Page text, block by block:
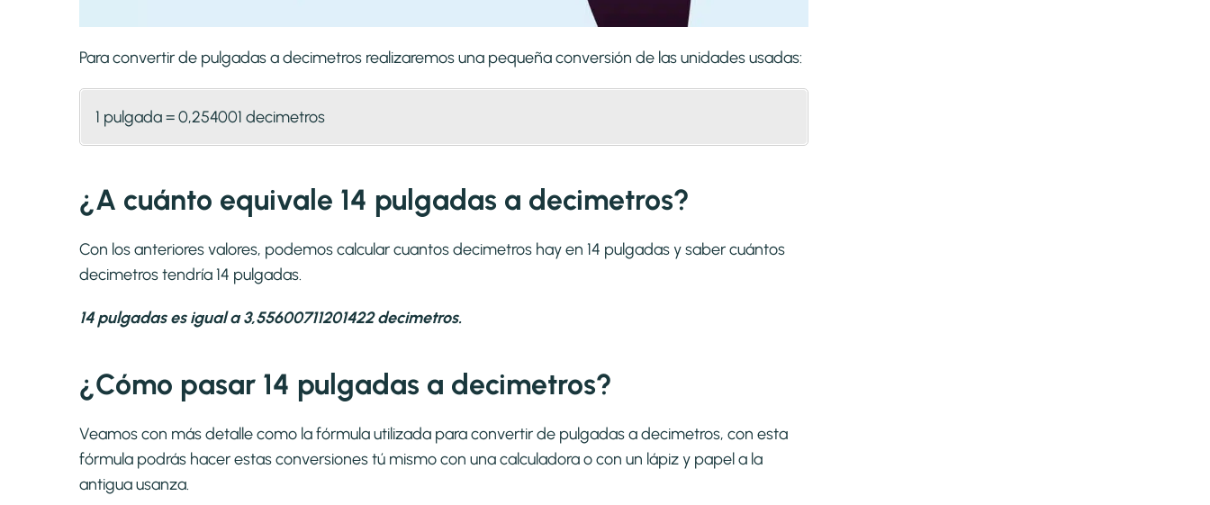
Para convertir de pulgadas a decimetros realizaremos una pequeña conversión de las unidades usadas:
1 pulgada = 0,254001 decimetros
¿A cuánto equivale 14 pulgadas a decimetros?
Con los anteriores valores, podemos calcular cuantos decimetros hay en 14 pulgadas y saber cuántos
decimetros tendría 14 pulgadas.
14 pulgadas es igual a 3,55600711201422 decimetros.
¿Cómo pasar 14 pulgadas a decimetros?
Veamos con más detalle como la fórmula utilizada para convertir de pulgadas a decimetros, con esta
fórmula podrás hacer estas conversiones tú mismo con una calculadora o con un lápiz y papel a la
antigua usanza.